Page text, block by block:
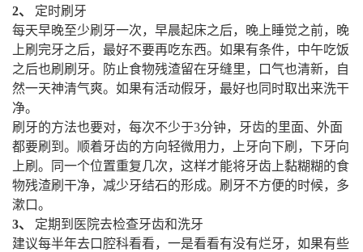
2、 定时刷牙
每天早晚至少刷牙一次，早晨起床之后，晚上睡觉之前，晚
上刷完牙之后，最好不要再吃东西。如果有条件，中午吃饭
之后也刷刷牙。防止食物残渣留在牙缝里，口气也清新，自
然一天神清气爽。如果有活动假牙，最好也同时取出来洗干
净。
刷牙的方法也要对，每次不少于3分钟，牙齿的里面、外面
都要刷到。顺着牙齿的方向轻微用力，上牙向下刷，下牙向
上刷。同一个位置重复几次，这样才能将牙齿上黏糊糊的食
物残渣刷干净，减少牙结石的形成。刷牙不方便的时候，多
漱口。
3、 定期到医院去检查牙齿和洗牙
建议每半年去口腔科看看，一是看看有没有烂牙，如果有些